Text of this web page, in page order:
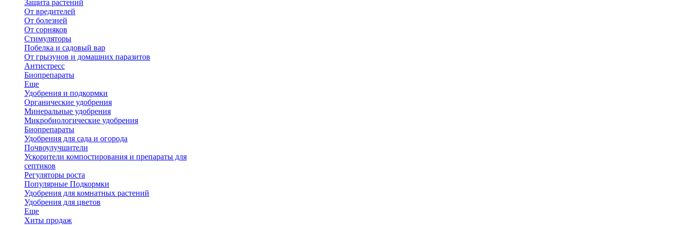
Защита растений
От вредителей
От болезней
От сорняков
Стимуляторы
Побелка и садовый вар
От грызунов и домашних паразитов
Антистресс
Биопрепараты
Еще
Удобрения и подкормки
Органические удобрения
Минеральные удобрения
Микробиологические удобрения
Биопрепараты
Удобрения для сада и огорода
Почвоулучшители
Ускорители компостирования и препараты для
септиков
Регуляторы роста
Популярные Подкормки
Удобрения для комнатных растений
Удобрения для цветов
Еще
Хиты продаж